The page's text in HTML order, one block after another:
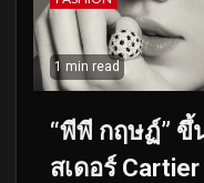
1 min read
“พีพี กฤษฏ์”
สเดอร์